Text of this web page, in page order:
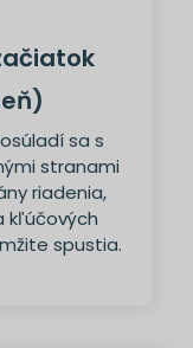
sa s
stranami
riadenia,
kľúčových
spustia.